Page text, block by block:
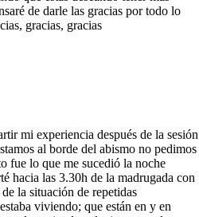
de darle las gracias por todo lo
gracias, gracias
mi experiencia después de la sesión
al borde del abismo no pedimos
fue lo que me sucedió la noche
hacia las 3.30h de la madrugada con
la situación de repetidas
viviendo; que están en y en